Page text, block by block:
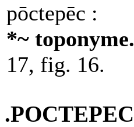
pōctepēc :
*~ toponyme.
17, fig. 16.